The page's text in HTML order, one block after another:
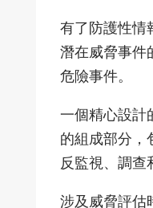
有了防護性情
潛在威脅事件
危險事件。
一個精心設計
的組成部分，
反監視、調查
涉及威脅評估